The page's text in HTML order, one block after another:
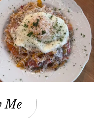
マリメッコ(1)
介護(2)
ジビエ料理(1)
サポーター(1)
フェ(1)
MACCHI(1)
愛媛県(1)
ヒロ建設工業(4)
素敵な暮らしを訪ねて(1)